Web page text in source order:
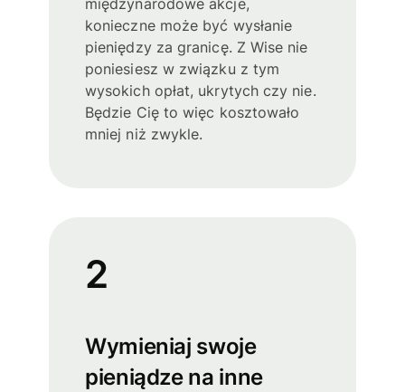
międzynarodowe akcje,
konieczne może być wysłanie
pieniędzy za granicę. Z Wise nie
poniesiesz w związku z tym
wysokich opłat, ukrytych czy nie.
Będzie Cię to więc kosztowało
mniej niż zwykle.
2
Wymieniaj swoje
pieniądze na inne